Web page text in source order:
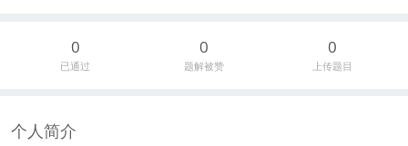
0
已通过
0
题解被赞
0
上传题目
个人简介